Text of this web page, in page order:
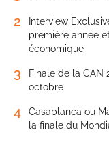
2
Interview
première année
économique
3
Finale de la CAN
octobre
4
Casablanca ou
la finale du